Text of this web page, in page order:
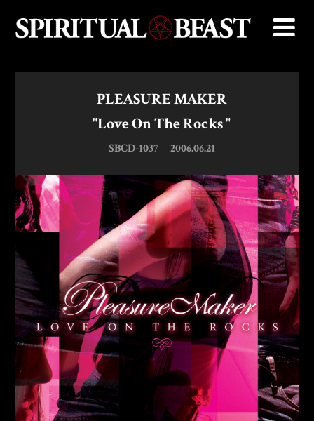
PLEASURE MAKER
"Love On The Rocks "
SBCD-1037 2006.06.21